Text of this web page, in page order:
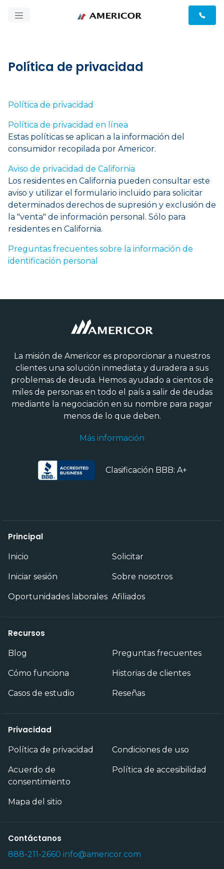
Política de privacidad
Política de privacidad
Política de privacidad en línea
Estas políticas se aplican a la información del
consumidor recopilada por Americor.
Aviso de privacidad de California
Los residentes en California pueden consultar este
aviso y utilizar el formulario incluido para solicitar
determinados derechos de supresión y exclusión de
la "venta" de información personal. Sólo para
residentes en California.
Preguntas frecuentes sobre la información de
identificación personal
La misión de Americor es proporcionar a nuestros
clientes una solución inmediata y duradera a sus
problemas de deuda. Hemos ayudado a cientos de
miles de personas en todo el país a salir de deudas
mediante la negociación en su nombre para pagar
menos de lo que deben.
Más información
Clasificación BBB: A+
Principal
Inicio Solicitar
Iniciar sesión Sobre nosotros
Oportunidades laborales Afiliados
Recursos
Blog Preguntas frecuentes
Cómo funciona Historias de clientes
Casos de estudio Reseñas
Privacidad
Política de privacidad Condiciones de uso
Acuerdo de
consentimiento
Política de accesibilidad
Mapa del sitio
Contáctanos
888-211-2660 info@americor.com